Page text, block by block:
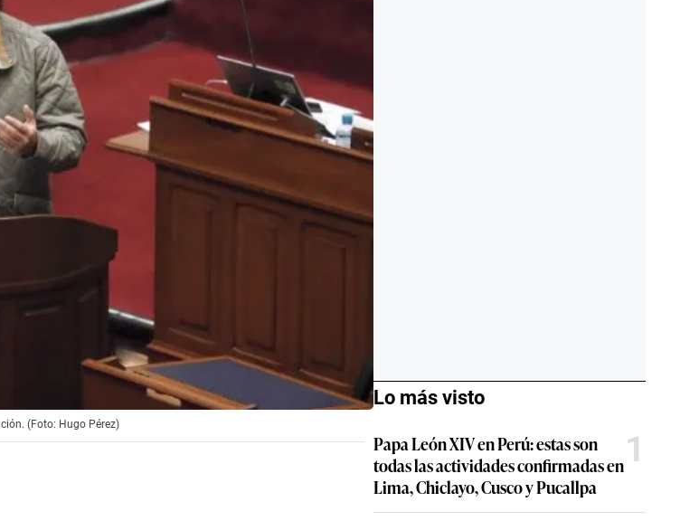
(Foto: Hugo Pérez)
Lo más visto
Papa León XIV en Perú: estas son
todas las actividades confirmadas en
Lima, Chiclayo, Cusco y Pucallpa
1